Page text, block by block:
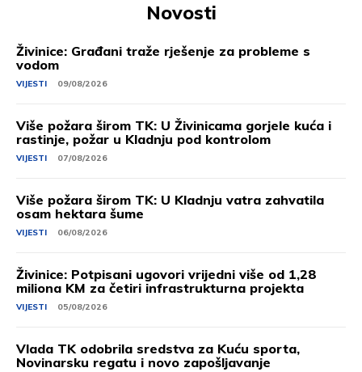
Novosti
Živinice: Građani traže rješenje za probleme s
vodom
VIJESTI 09/08/2026
Više požara širom TK: U Živinicama gorjele kuća i
rastinje, požar u Kladnju pod kontrolom
VIJESTI 07/08/2026
Više požara širom TK: U Kladnju vatra zahvatila
osam hektara šume
VIJESTI 06/08/2026
Živinice: Potpisani ugovori vrijedni više od 1,28
miliona KM za četiri infrastrukturna projekta
VIJESTI 05/08/2026
Vlada TK odobrila sredstva za Kuću sporta,
Novinarsku regatu i novo zapošljavanje